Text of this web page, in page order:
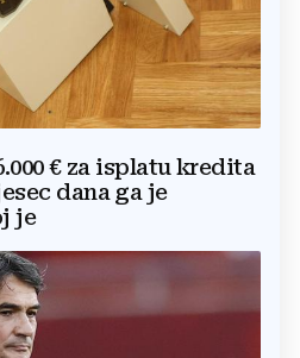
€ za isplatu kredita
dana ga je
je